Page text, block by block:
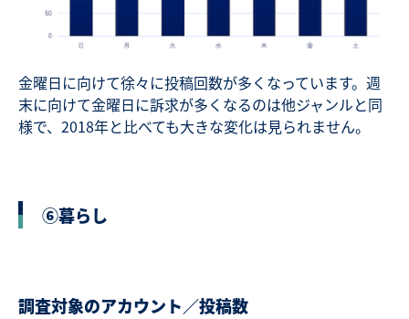
金曜日に向けて徐々に投稿回数が多くなっています。週
末に向けて金曜日に訴求が多くなるのは他ジャンルと同
様で、2018年と比べても大きな変化は見られません。
⑥暮らし
調査対象のアカウント／投稿数